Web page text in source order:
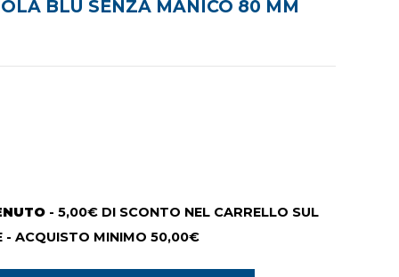
BLU SENZA MANICO 80 MM
- 5,00€ DI SCONTO NEL CARRELLO SUL
- ACQUISTO MINIMO 50,00€